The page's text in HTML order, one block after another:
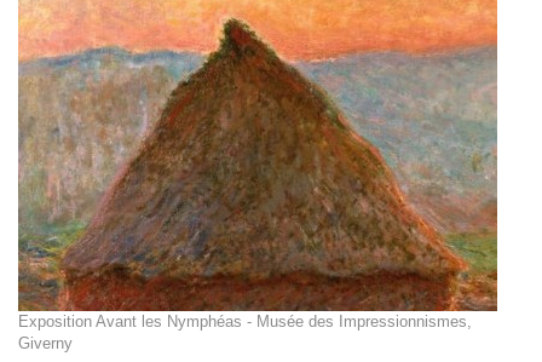
Exposition Avant les Nymphéas - Musée des Impressionnismes,
Giverny